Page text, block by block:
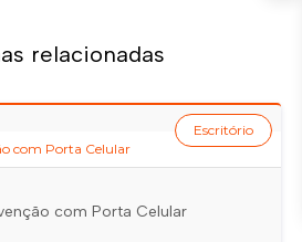
relacionadas
com Porta Celular
Escritório